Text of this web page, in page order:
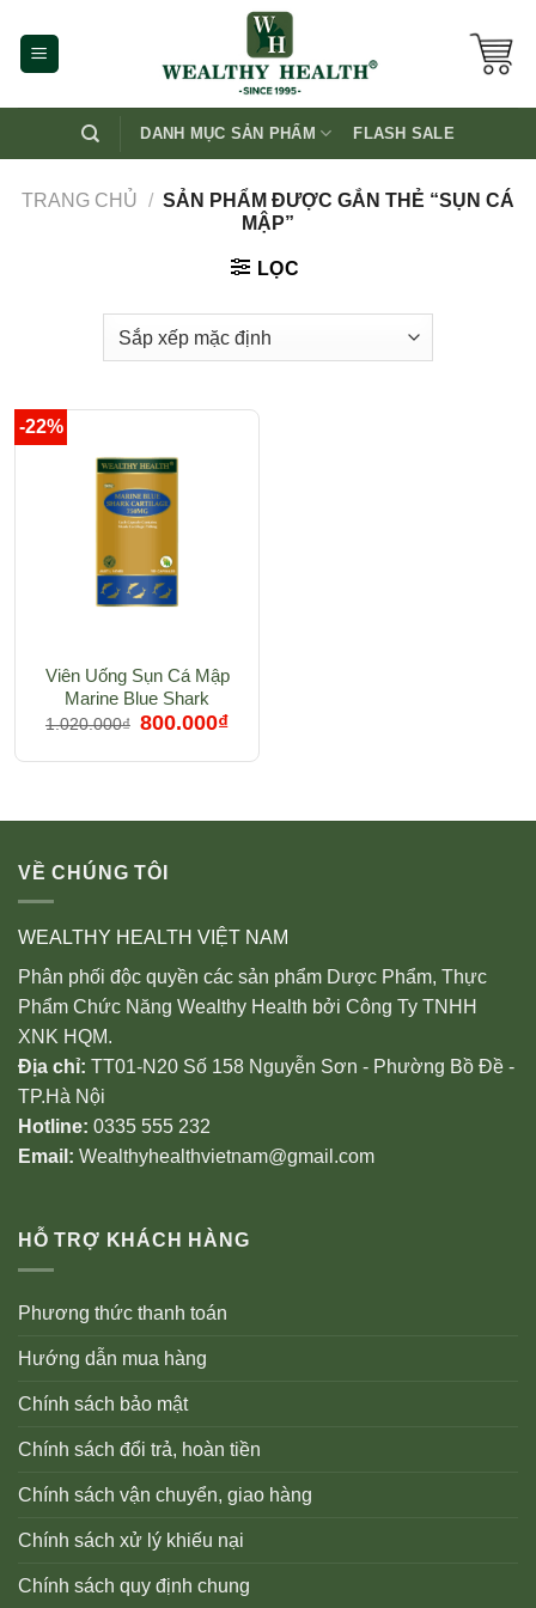
content
DANH MỤC SẢN PHẨM FLASH SALE
TRANG CHỦ / SẢN PHẨM ĐƯỢC GẮN THẺ “SỤN CÁ
MẬP”
LỌC
-22%
Viên Uống Sụn Cá Mập
Marine Blue Shark
Cartilage 750mg
1.020.000₫
Giá
gốc
1.020.000₫.
800.000₫Giá
hiện
là:
VỀ CHÚNG TÔI
WEALTHY HEALTH VIỆT NAM
Phân phối độc quyền các sản phẩm Dược Phẩm, Thực
Phẩm Chức Năng Wealthy Health bởi Công Ty TNHH
XNK HQM.
Địa chỉ: TT01-N20 Số 158 Nguyễn Sơn - Phường Bồ Đề -
TP.Hà Nội
Hotline: 0335 555 232
Email: Wealthyhealthvietnam@gmail.com
HỖ TRỢ KHÁCH HÀNG
Phương thức thanh toán
Hướng dẫn mua hàng
Chính sách bảo mật
Chính sách đổi trả, hoàn tiền
Chính sách vận chuyển, giao hàng
Chính sách xử lý khiếu nại
Chính sách quy định chung